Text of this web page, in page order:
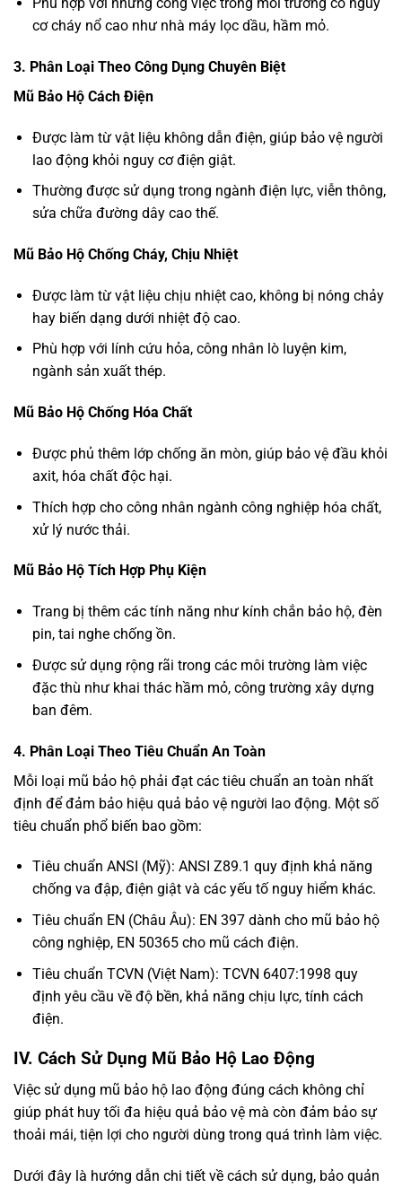
cơ cháy nổ cao như nhà máy lọc dầu, hầm mỏ.
3. Phân Loại Theo Công Dụng Chuyên Biệt
Mũ Bảo Hộ Cách Điện
Được làm từ vật liệu không dẫn điện, giúp bảo vệ người
lao động khỏi nguy cơ điện giật.
Thường được sử dụng trong ngành điện lực, viễn thông,
sửa chữa đường dây cao thế.
Mũ Bảo Hộ Chống Cháy, Chịu Nhiệt
Được làm từ vật liệu chịu nhiệt cao, không bị nóng chảy
hay biến dạng dưới nhiệt độ cao.
Phù hợp với lính cứu hỏa, công nhân lò luyện kim,
ngành sản xuất thép.
Mũ Bảo Hộ Chống Hóa Chất
Được phủ thêm lớp chống ăn mòn, giúp bảo vệ đầu khỏi
axit, hóa chất độc hại.
Thích hợp cho công nhân ngành công nghiệp hóa chất,
xử lý nước thải.
Mũ Bảo Hộ Tích Hợp Phụ Kiện
Trang bị thêm các tính năng như kính chắn bảo hộ, đèn
pin, tai nghe chống ồn.
Được sử dụng rộng rãi trong các môi trường làm việc
đặc thù như khai thác hầm mỏ, công trường xây dựng
ban đêm.
4. Phân Loại Theo Tiêu Chuẩn An Toàn
Mỗi loại mũ bảo hộ phải đạt các tiêu chuẩn an toàn nhất
định để đảm bảo hiệu quả bảo vệ người lao động. Một số
tiêu chuẩn phổ biến bao gồm:
Tiêu chuẩn ANSI (Mỹ): ANSI Z89.1 quy định khả năng
chống va đập, điện giật và các yếu tố nguy hiểm khác.
Tiêu chuẩn EN (Châu Âu): EN 397 dành cho mũ bảo hộ
công nghiệp, EN 50365 cho mũ cách điện.
Tiêu chuẩn TCVN (Việt Nam): TCVN 6407:1998 quy
định yêu cầu về độ bền, khả năng chịu lực, tính cách
điện.
IV. Cách Sử Dụng Mũ Bảo Hộ Lao Động
Việc sử dụng mũ bảo hộ lao động đúng cách không chỉ
giúp phát huy tối đa hiệu quả bảo vệ mà còn đảm bảo sự
thoải mái, tiện lợi cho người dùng trong quá trình làm việc.
Dưới đây là hướng dẫn chi tiết về cách sử dụng, bảo quản